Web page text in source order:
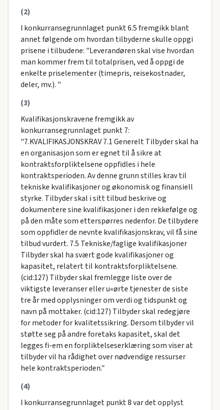
(2)
I konkurransegrunnlaget punkt 6.5 fremgikk blant
annet følgende om hvordan tilbyderne skulle oppgi
prisene i tilbudene: "Leverandøren skal vise hvordan
man kommer frem til totalprisen, ved å oppgi de
enkelte priselementer (timepris, reisekostnader,
deler, mv.). "
(3)
Kvalifikasjonskravene fremgikk av
konkurransegrunnlaget punkt 7:
"7.KVALIFIKASJONSKRAV 7.1 Generelt Tilbyder skal ha
en organisasjon som er egnet til å sikre at
kontraktsforpliktelsene oppfidles i hele
kontraktsperioden. Av denne grunn stilles krav til
tekniske kvalifikasjoner og økonomisk og finansiell
styrke. Tilbyder skal i sitt tilbud beskrive og
dokumentere sine kvalifikasjoner i den rekkefølge og
på den måte som etterspørres nedenfor. De tilbydere
som oppfidler de nevnte kvalifikasjonskrav, vil få sine
tilbud vurdert. 7.5 Tekniske/faglige kvalifikasjoner
Tilbyder skal ha svært gode kvalifikasjoner og
kapasitet, relatert til kontraktsforpliktelsene.
(cid:127) Tilbyder skal fremlegge liste over de
viktigste leveranser eller u«ørte tjenester de siste
tre år med opplysninger om verdi og tidspunkt og
navn på mottaker. (cid:127) Tilbyder skal redegjøre
for metoder for kvalitetssikring. Dersom tilbyder vil
støtte seg på andre foretaks kapasitet, skal det
legges fi-em en forpliktelseserklæring som viser at
tilbyder vil ha rådighet over nødvendige ressurser
hele kontraktsperioden."
(4)
I konkurransegrunnlaget punkt 8 var det opplyst